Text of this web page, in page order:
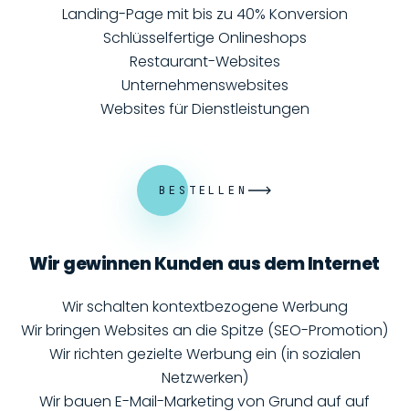
Landing-Page mit bis zu 40% Konversion
Schlüsselfertige Onlineshops
Restaurant-Websites
Unternehmenswebsites
Websites für Dienstleistungen
BESTELLEN
Wir gewinnen Kunden aus dem Internet
Wir schalten kontextbezogene Werbung
Wir bringen Websites an die Spitze (SEO-Promotion)
Wir richten gezielte Werbung ein (in sozialen
Netzwerken)
Wir bauen E-Mail-Marketing von Grund auf auf